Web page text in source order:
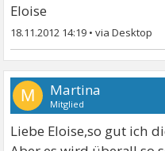
Eloise
18.11.2012 14:19 •
M Martina
Mitglied
Liebe Eloise,so gut ich